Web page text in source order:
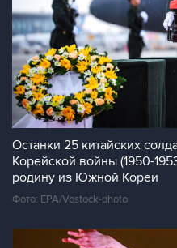
Останки 25 китайских
Корейской войны (1950-
родину из Южной Кореи
Фото: EPA/Vostock-photo